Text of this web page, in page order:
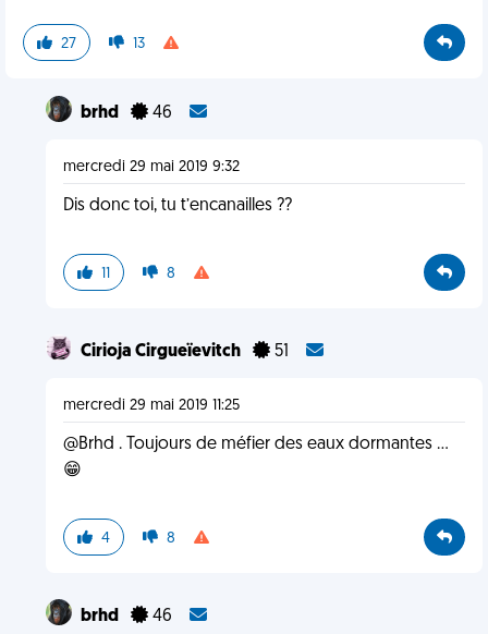
27 13
brhd 46
mercredi 29 mai 2019 9:32
Dis donc toi, tu t’encanailles ??
11 8
Cirioja Cirgueïevitch 51
mercredi 29 mai 2019 11:25
@Brhd . Toujours de méfier des eaux dormantes ...
😁
4 8
brhd 46